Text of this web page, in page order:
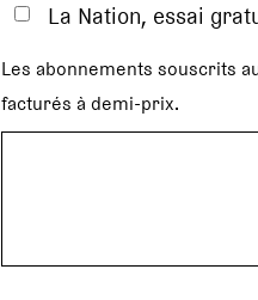
La Nation, essai
Les abonnements souscrits
facturés à demi-prix.